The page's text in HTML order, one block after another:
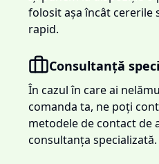
folosit așa încât cererile
rapid.
Consultanță
În cazul în care ai
comanda ta, ne poți
metodele de contact de
consultanța specializată.